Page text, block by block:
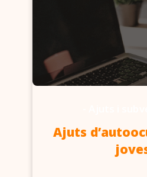
Ajuts